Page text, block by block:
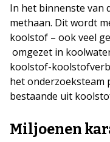
In het binnenste van
methaan. Dit wordt
koolstof – ook veel
omgezet in
koolstof-
het onderzoeksteam
bestaande uit
Miljoenen